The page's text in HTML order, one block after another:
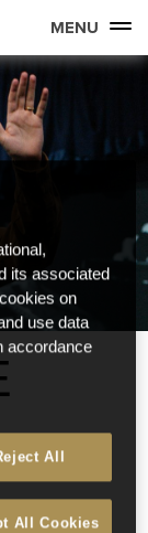
MENU
its associated
on
use data
accordance
All
All Cookies